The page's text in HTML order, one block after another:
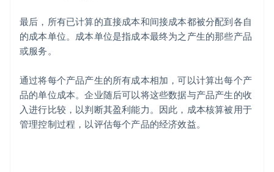
最后，所有已计算的直接成本和间接成本都被分配到各自
的成本单位。成本单位是指成本最终为之产生的那些产品
或服务。
通过将每个产品产生的所有成本相加，可以计算出每个产
品的单位成本。企业随后可以将这些数据与产品产生的收
入进行比较，以判断其盈利能力。因此，成本核算被用于
管理控制过程，以评估每个产品的经济效益。